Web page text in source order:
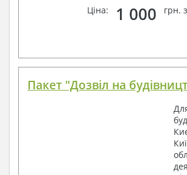
Ціна:
1 000 грн.
Пакет "Дозвіл на